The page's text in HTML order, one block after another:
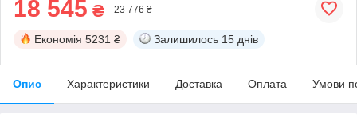
18 545 ₴ 23 776 ₴
Економія 5231 ₴ Залишилось 15 днів
Опис Характеристики Доставка Оплата Умови